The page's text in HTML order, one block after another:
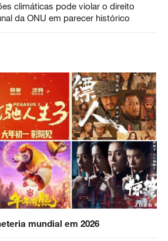
climáticas pode violar o direito
da ONU em parecer histórico
mundial em 2026